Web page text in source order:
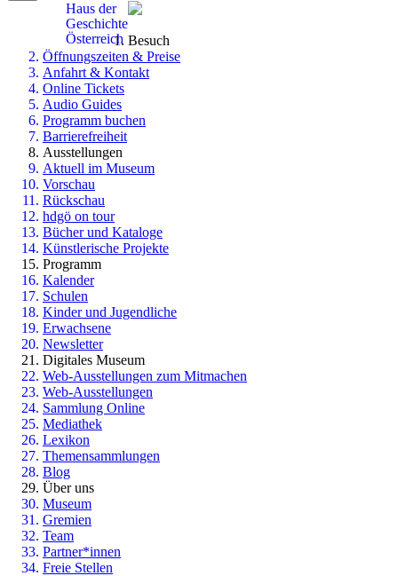
Haus der
Geschichte
Österreich Besuch
Öffnungszeiten & Preise
Anfahrt & Kontakt
Online Tickets
Audio Guides
Programm buchen
Barrierefreiheit
Ausstellungen
Aktuell im Museum
Vorschau
Rückschau
hdgö on tour
Bücher und Kataloge
Künstlerische Projekte
Programm
Kalender
Schulen
Kinder und Jugendliche
Erwachsene
Newsletter
Digitales Museum
Web-Ausstellungen zum Mitmachen
Web-Ausstellungen
Sammlung Online
Mediathek
Lexikon
Themensammlungen
Blog
Über uns
Museum
Gremien
Team
Partner*innen
Freie Stellen